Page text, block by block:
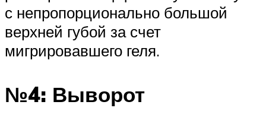
с непропорционально большой
верхней губой за счет
мигрировавшего геля.
№4: Выворот